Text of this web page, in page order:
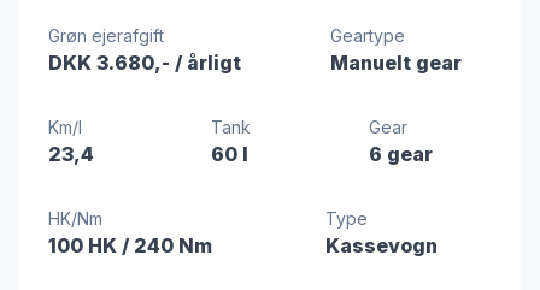
Grøn ejerafgift
DKK 3.680,- / årligt
Geartype
Manuelt gear
Km/l
23,4
Tank
60 l
Gear
6 gear
HK/Nm
100 HK / 240 Nm
Type
Kassevogn